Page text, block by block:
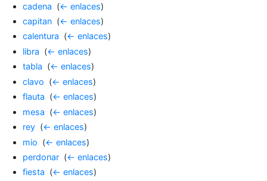
cadena (← enlaces)
capitan (← enlaces)
calentura (← enlaces)
libra (← enlaces)
tabla (← enlaces)
clavo (← enlaces)
flauta (← enlaces)
mesa (← enlaces)
rey (← enlaces)
mio (← enlaces)
perdonar (← enlaces)
fiesta (← enlaces)